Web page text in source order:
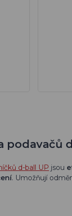
podavačů
d-ball UP jsou
. Umožňují